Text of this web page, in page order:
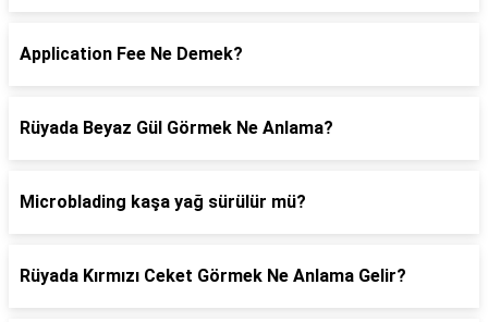
Application Fee Ne Demek?
Rüyada Beyaz Gül Görmek Ne Anlama?
Microblading kaşa yağ sürülür mü?
Rüyada Kırmızı Ceket Görmek Ne Anlama Gelir?